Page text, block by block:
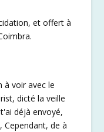
et offert à
à voir avec le
dicté la veille
déjà envoyé,
Cependant, de à